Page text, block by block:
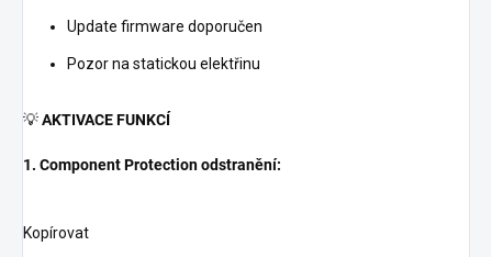
Update firmware doporučen
Pozor na statickou elektřinu
💡AKTIVACE FUNKCÍ
1. Component Protection odstranění:
Kopírovat